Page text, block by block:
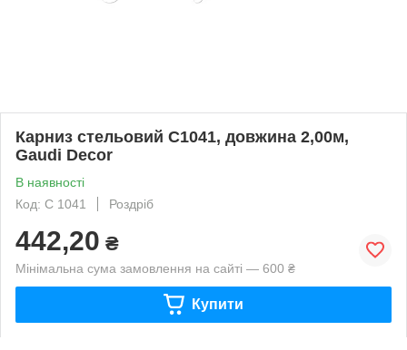
Карниз стельовий C1041, довжина 2,00м,
Gaudi Decor
В наявності
Код: C 1041
Роздріб
442,20 ₴
Мінімальна сума замовлення на сайті — 600 ₴
Купити